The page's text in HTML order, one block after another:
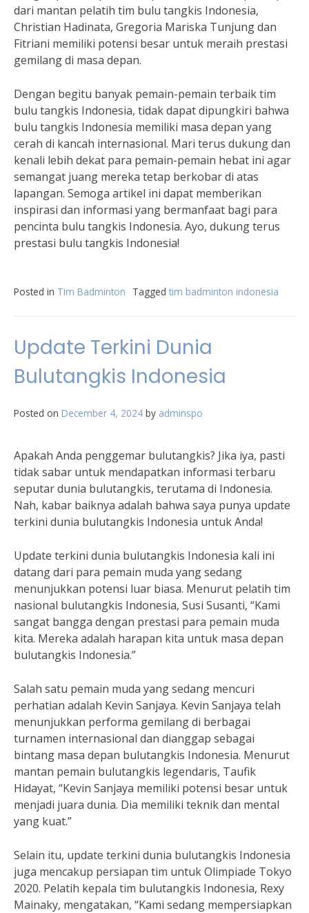
dari mantan pelatih tim bulu tangkis Indonesia,
Christian Hadinata, Gregoria Mariska Tunjung dan
Fitriani memiliki potensi besar untuk meraih prestasi
gemilang di masa depan.
Dengan begitu banyak pemain-pemain terbaik tim
bulu tangkis Indonesia, tidak dapat dipungkiri bahwa
bulu tangkis Indonesia memiliki masa depan yang
cerah di kancah internasional. Mari terus dukung dan
kenali lebih dekat para pemain-pemain hebat ini agar
semangat juang mereka tetap berkobar di atas
lapangan. Semoga artikel ini dapat memberikan
inspirasi dan informasi yang bermanfaat bagi para
pencinta bulu tangkis Indonesia. Ayo, dukung terus
prestasi bulu tangkis Indonesia!
Posted in Tim Badminton Tagged tim badminton indonesia
Update Terkini Dunia
Bulutangkis Indonesia
Posted on December 4, 2024 by adminspo
Apakah Anda penggemar bulutangkis? Jika iya, pasti
tidak sabar untuk mendapatkan informasi terbaru
seputar dunia bulutangkis, terutama di Indonesia.
Nah, kabar baiknya adalah bahwa saya punya update
terkini dunia bulutangkis Indonesia untuk Anda!
Update terkini dunia bulutangkis Indonesia kali ini
datang dari para pemain muda yang sedang
menunjukkan potensi luar biasa. Menurut pelatih tim
nasional bulutangkis Indonesia, Susi Susanti, “Kami
sangat bangga dengan prestasi para pemain muda
kita. Mereka adalah harapan kita untuk masa depan
bulutangkis Indonesia.”
Salah satu pemain muda yang sedang mencuri
perhatian adalah Kevin Sanjaya. Kevin Sanjaya telah
menunjukkan performa gemilang di berbagai
turnamen internasional dan dianggap sebagai
bintang masa depan bulutangkis Indonesia. Menurut
mantan pemain bulutangkis legendaris, Taufik
Hidayat, “Kevin Sanjaya memiliki potensi besar untuk
menjadi juara dunia. Dia memiliki teknik dan mental
yang kuat.”
Selain itu, update terkini dunia bulutangkis Indonesia
juga mencakup persiapan tim untuk Olimpiade Tokyo
2020. Pelatih kepala tim bulutangkis Indonesia, Rexy
Mainaky, mengatakan, “Kami sedang mempersiapkan